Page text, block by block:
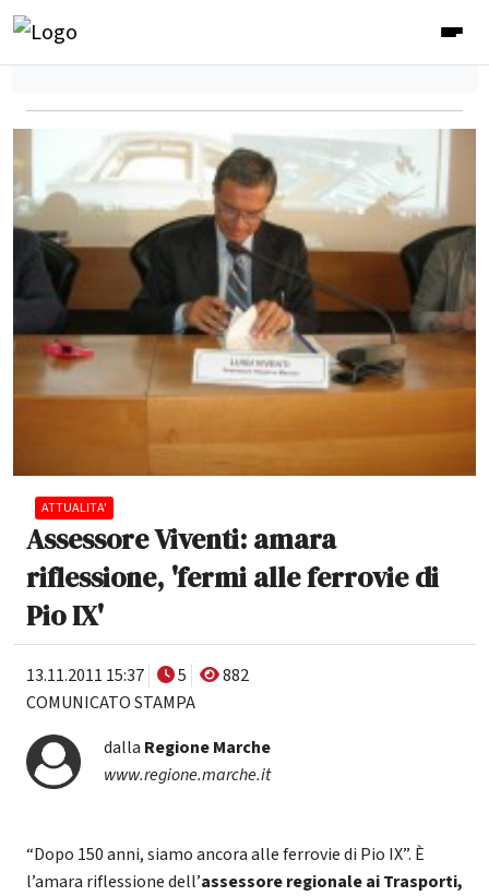
ATTUALITA'
Assessore Viventi: amara
riflessione, 'fermi alle ferrovie di
Pio IX'
13.11.2011 15:37 5
882
COMUNICATO STAMPA
dalla Regione Marche
www.regione.marche.it
“Dopo 150 anni, siamo ancora alle ferrovie di Pio IX”. È
l’amara riflessione dell’assessore regionale ai Trasporti,